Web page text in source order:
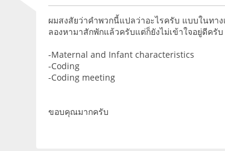
ผมสงสัยว่าคำพวกนี้แปลว่าอะไรครับ แบบในทา
ลองหามาสักพักแล้วครับแต่ก็ยังไม่เข้าใจอยู่ดีครับ
-Maternal and Infant characteristics
-Coding
-Coding meeting
ขอบคุณมากครับ